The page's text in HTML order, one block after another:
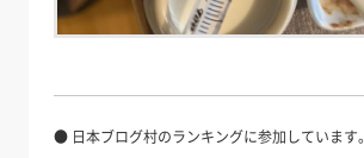
● 日本ブログ村のランキングに参加しています。